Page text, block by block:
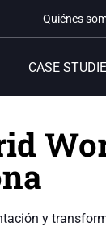
Quiénes
CASE
y